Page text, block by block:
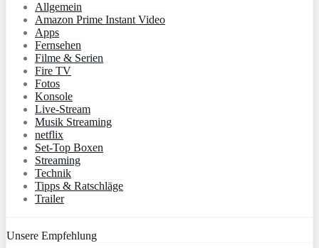
Allgemein
Amazon Prime Instant Video
Apps
Fernsehen
Filme & Serien
Fire TV
Fotos
Konsole
Live-Stream
Musik Streaming
netflix
Set-Top Boxen
Streaming
Technik
Tipps & Ratschläge
Trailer
Unsere Empfehlung